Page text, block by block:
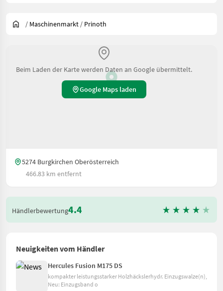
/ Maschinenmarkt / Prinoth
Beim Laden der Karte werden Daten an Google übermittelt.
Google Maps laden
5274 Burgkirchen Oberösterreich
466.83 km entfernt
Händlerbewertung4.4
Neuigkeiten vom Händler
Hercules Fusion M175 DS
kompakter leistungsstarker Holzhäckslerhydr. Einzugswalze(n),
Neu: Einzugsband o